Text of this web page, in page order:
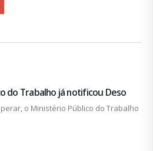
do Trabalho já notificou Deso
o Ministério Público do Trabalho